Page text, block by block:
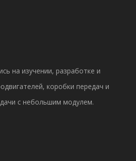
на изучении, разработке и
коробки передач и
с небольшим модулем.